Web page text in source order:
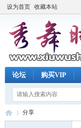
设为首页 收藏本站
论坛 购买VIP
分享